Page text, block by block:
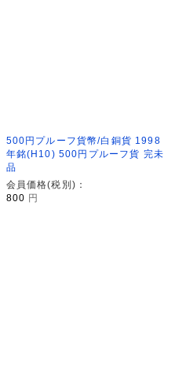
500円プルーフ貨幣/白銅貨 1998
年銘(H10) 500円プルーフ貨 完未
品
会員価格(税別)：
800 円